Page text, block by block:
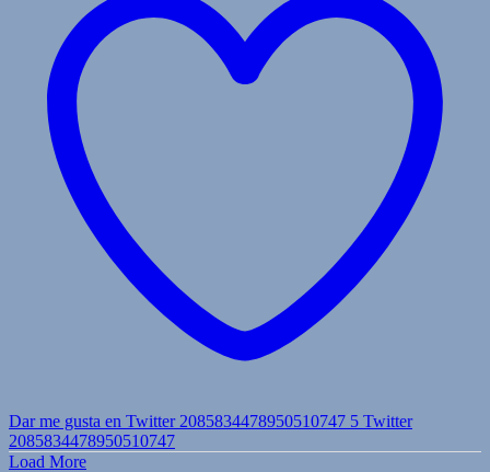
Dar me gusta en Twitter 2085834478950510747 5 Twitter
2085834478950510747
Load More